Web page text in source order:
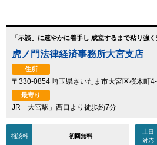
「示談」に速やかに着手し 成立するまで粘り強く
虎ノ門法律経済事務所大宮支店
住所
〒330-0854 埼玉県さいたま市大宮区桜木町
最寄り
JR「大宮駅」西口より徒歩約7分
相談料 初回無料
土日
対応